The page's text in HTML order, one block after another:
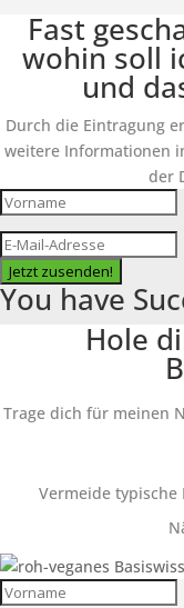
Fast
wohin soll
und
Durch die Eintragung
weitere Informationen
der
Jetzt zusenden!
You have
Hole
Trage dich für meinen
Vermeide